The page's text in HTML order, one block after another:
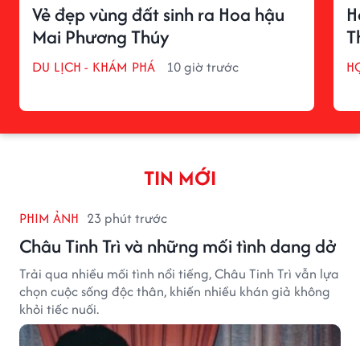
Vẻ đẹp vùng đất sinh ra Hoa hậu
Mai Phương Thúy
DU LỊCH - KHÁM PHÁ 10 giờ trước
TIN MỚI
PHIM ẢNH 23 phút trước
Châu Tinh Trì và những mối tình dang dở
Trải qua nhiều mối tình nổi tiếng, Châu Tinh Trì vẫn lựa
chọn cuộc sống độc thân, khiến nhiều khán giả không
khỏi tiếc nuối.